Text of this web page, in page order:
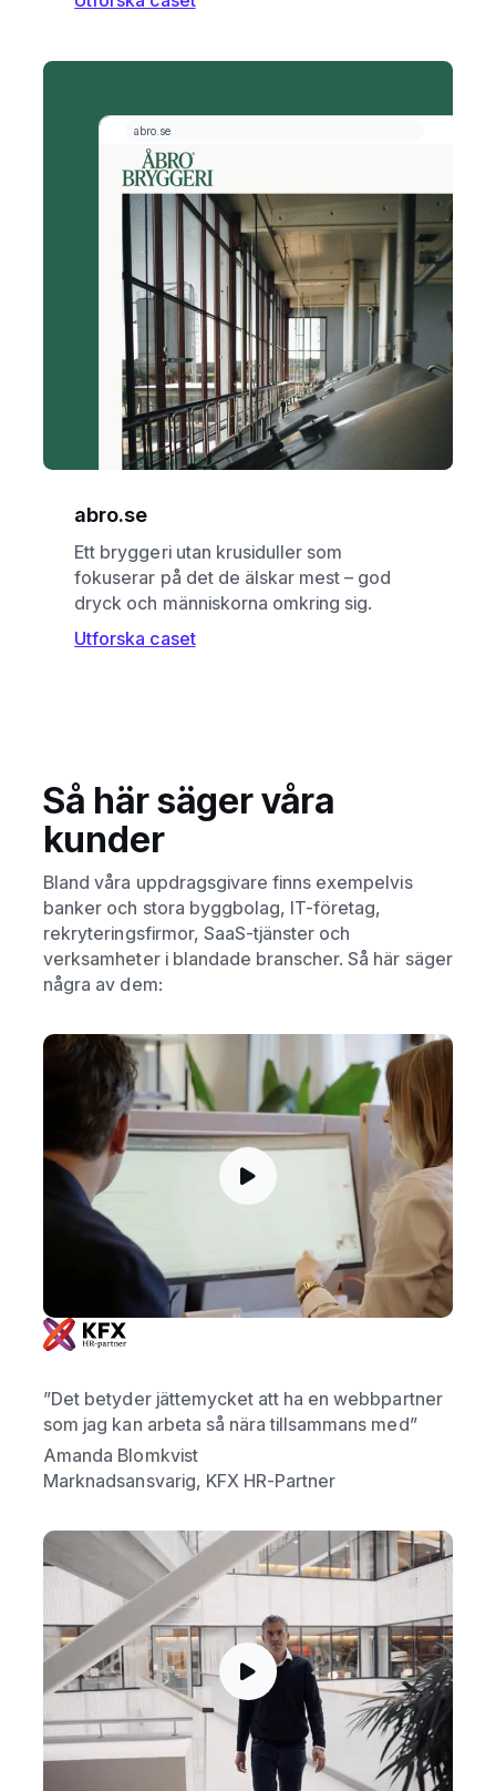
abro.se
Ett bryggeri utan krusiduller som
fokuserar på det de älskar mest – god
dryck och människorna omkring sig.
Utforska caset
Så här säger våra
kunder
Bland våra uppdragsgivare finns exempelvis
banker och stora byggbolag, IT-företag,
rekryteringsfirmor, SaaS-tjänster och
verksamheter i blandade branscher. Så här säger
några av dem:
”Det betyder jättemycket att ha en webbpartner
som jag kan arbeta så nära tillsammans med”
Amanda Blomkvist
Marknadsansvarig, KFX HR-Partner